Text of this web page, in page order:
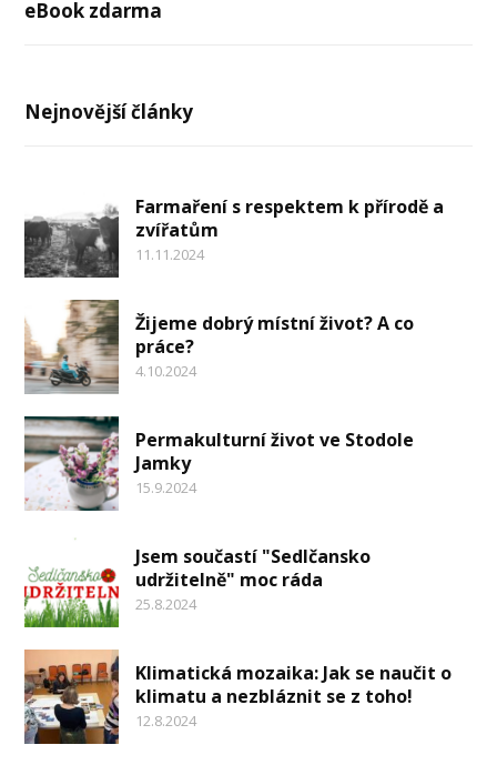
eBook zdarma
Nejnovější články
Farmaření s respektem k přírodě a
zvířatům
11.11.2024
Žijeme dobrý místní život? A co
práce?
4.10.2024
Permakulturní život ve Stodole
Jamky
15.9.2024
Jsem součastí "Sedlčansko
udržitelně" moc ráda
25.8.2024
Klimatická mozaika: Jak se naučit o
klimatu a nezbláznit se z toho!
12.8.2024